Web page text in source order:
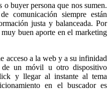
o buyer persona que nos sumen.
comunicación siempre están
justa y balanceada. Por
buen aporte en el marketing
acceso a la web y a su infinidad
un móvil u otro dispositivo
y llegar al instante al tema
en el buscador es